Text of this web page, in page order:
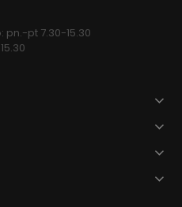
pt 7.30-15.30